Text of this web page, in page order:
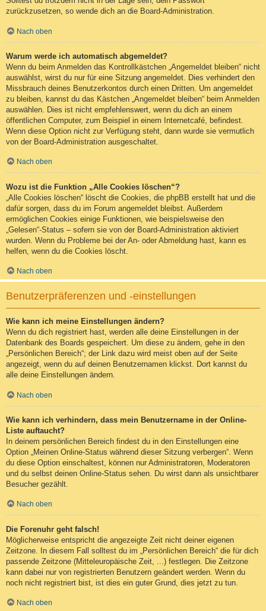
zurückzusetzen, so wende dich an die Board-Administration.
Nach oben
Warum werde ich automatisch abgemeldet?
Wenn du beim Anmelden das Kontrollkästchen „Angemeldet bleiben“ nicht
auswählst, wirst du nur für eine Sitzung angemeldet. Dies verhindert den
Missbrauch deines Benutzerkontos durch einen Dritten. Um angemeldet
zu bleiben, kannst du das Kästchen „Angemeldet bleiben“ beim Anmelden
auswählen. Dies ist nicht empfehlenswert, wenn du dich an einem
öffentlichen Computer, zum Beispiel in einem Internetcafé, befindest.
Wenn diese Option nicht zur Verfügung steht, dann wurde sie vermutlich
von der Board-Administration ausgeschaltet.
Nach oben
Wozu ist die Funktion „Alle Cookies löschen“?
„Alle Cookies löschen“ löscht die Cookies, die phpBB erstellt hat und die
dafür sorgen, dass du im Forum angemeldet bleibst. Außerdem
ermöglichen Cookies einige Funktionen, wie beispielsweise den
„Gelesen“-Status – sofern sie von der Board-Administration aktiviert
wurden. Wenn du Probleme bei der An- oder Abmeldung hast, kann es
helfen, wenn du die Cookies löscht.
Nach oben
Benutzerpräferenzen und -einstellungen
Wie kann ich meine Einstellungen ändern?
Wenn du dich registriert hast, werden alle deine Einstellungen in der
Datenbank des Boards gespeichert. Um diese zu ändern, gehe in den
„Persönlichen Bereich“; der Link dazu wird meist oben auf der Seite
angezeigt, wenn du auf deinen Benutzernamen klickst. Dort kannst du
alle deine Einstellungen ändern.
Nach oben
Wie kann ich verhindern, dass mein Benutzername in der Online-
Liste auftaucht?
In deinem persönlichen Bereich findest du in den Einstellungen eine
Option „Meinen Online-Status während dieser Sitzung verbergen“. Wenn
du diese Option einschaltest, können nur Administratoren, Moderatoren
und du selbst deinen Online-Status sehen. Du wirst dann als unsichtbarer
Besucher gezählt.
Nach oben
Die Forenuhr geht falsch!
Möglicherweise entspricht die angezeigte Zeit nicht deiner eigenen
Zeitzone. In diesem Fall solltest du im „Persönlichen Bereich“ die für dich
passende Zeitzone (Mitteleuropäische Zeit, ...) festlegen. Die Zeitzone
kann dabei nur von registrierten Benutzern geändert werden. Wenn du
noch nicht registriert bist, ist dies ein guter Grund, dies jetzt zu tun.
Nach oben